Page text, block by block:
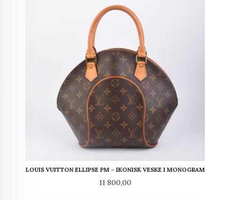
LOUIS VUITTON ELLIPSE PM – IKONISK VESKE I MONOGRAM
Pris
11 800,00